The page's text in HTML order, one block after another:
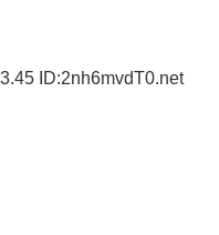
ID:2nh6mvdT0.net